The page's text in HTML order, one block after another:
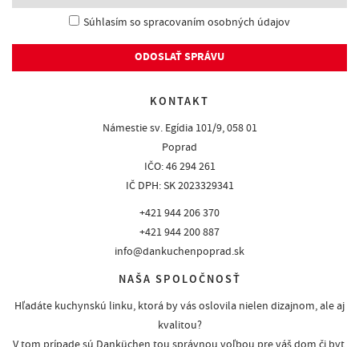
Súhlasím so spracovaním osobných údajov
ODOSLAŤ SPRÁVU
KONTAKT
Námestie sv. Egídia 101/9, 058 01
Poprad
IČO: 46 294 261
IČ DPH: SK 2023329341
+421 944 206 370
+421 944 200 887
info@dankuchenpoprad.sk
NAŠA SPOLOČNOSŤ
Hľadáte kuchynskú linku, ktorá by vás oslovila nielen dizajnom, ale aj
kvalitou?